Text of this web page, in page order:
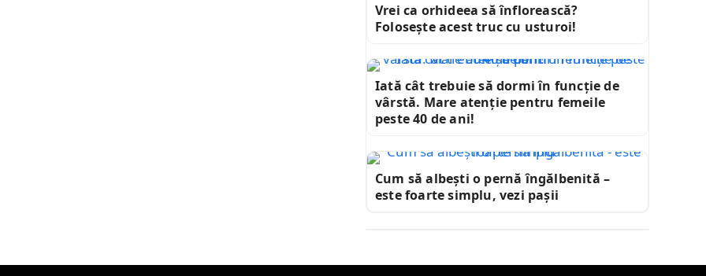
Vrei ca orhideea să înflorească?
Folosește acest truc cu usturoi!
Iată cât trebuie să dormi în funcție de
vârstă. Mare atenție pentru femeile
peste 40 de ani!
Cum să albești o pernă îngălbenită –
este foarte simplu, vezi pașii